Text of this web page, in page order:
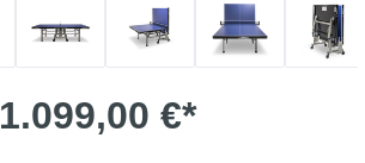
1.099,00 €*